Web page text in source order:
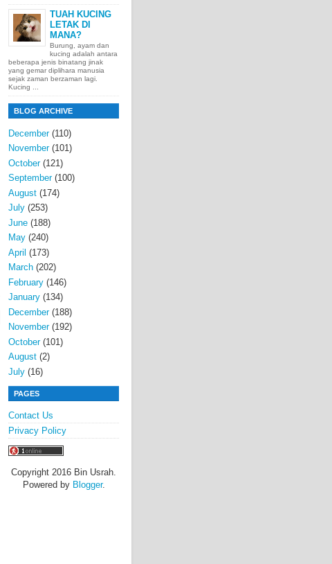
TUAH KUCING
LETAK DI
MANA?
Burung, ayam dan
kucing adalah antara
beberapa jenis binatang jinak
yang gemar diplihara manusia
sejak zaman berzaman lagi.
Kucing ...
BLOG ARCHIVE
December(110)
November(101)
October(121)
September(100)
August (174)
July (253)
June (188)
May (240)
April (173)
March (202)
February (146)
January (134)
December(188)
November(192)
October(101)
August (2)
July (16)
PAGES
Contact Us
Privacy Policy
Copyright 2016 Bin Usrah.
Powered by Blogger.